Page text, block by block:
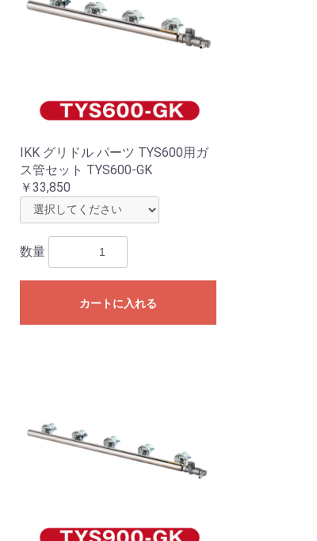
IKK グリドル パーツ TYS600用ガ
ス管セット TYS600-GK
￥33,850
数量
カートに入れる